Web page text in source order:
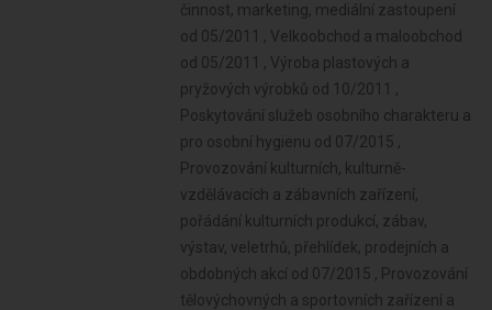
činnost, marketing, mediální zastoupení
od 05/2011 , Velkoobchod a maloobchod
od 05/2011 , Výroba plastových a
pryžových výrobků od 10/2011 ,
Poskytování služeb osobního charakteru a
pro osobní hygienu od 07/2015 ,
Provozování kulturních, kulturně-
vzdělávacích a zábavních zařízení,
pořádání kulturních produkcí, zábav,
výstav, veletrhů, přehlídek, prodejních a
obdobných akcí od 07/2015 , Provozování
tělovýchovných a sportovních zařízení a